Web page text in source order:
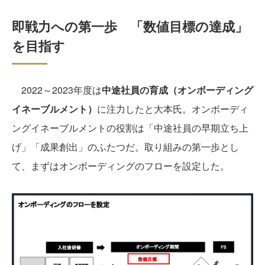
即戦力への第一歩 「数値目標の達成」
を目指す
2022～2023年度は中途社員の育成（オンボーディング
イネーブルメント） に注力したと大本氏。オンボーディ
ングイネーブルメントの役割は「中途社員の早期立ち上
げ」「成果創出」のふたつだ。取り組みの第一歩とし
て、まずはオンボーディングのフローを設定した。